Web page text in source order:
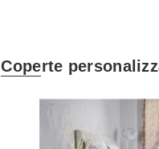
Coperte